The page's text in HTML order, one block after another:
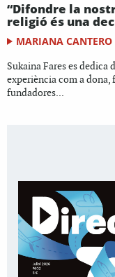
“Difondre la
religió és una
MARIANA CANTERO
Sukaina Fares es dedica
experiència com a dona,
fundadores...